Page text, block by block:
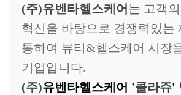
(주)유벤타헬스케어 는 고객
혁신을 바탕으로 경쟁력있는
통하여 뷰티&헬스케어 시장
기업입니다.
(주)유벤타헬스케어 '콜라쥬'